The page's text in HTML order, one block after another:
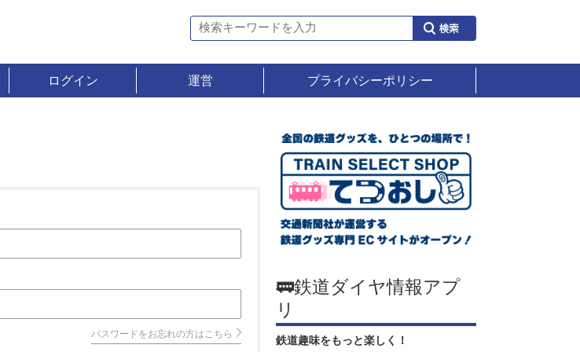
ログイン 運営 プライバシーポリシー
パスワードをお忘れの方はこちら
🚃鉄道ダイヤ情報アプ
リ
鉄道趣味をもっと楽しく！